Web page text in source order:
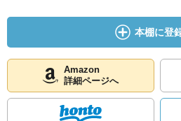
本棚に登
Amazon
詳細ページへ